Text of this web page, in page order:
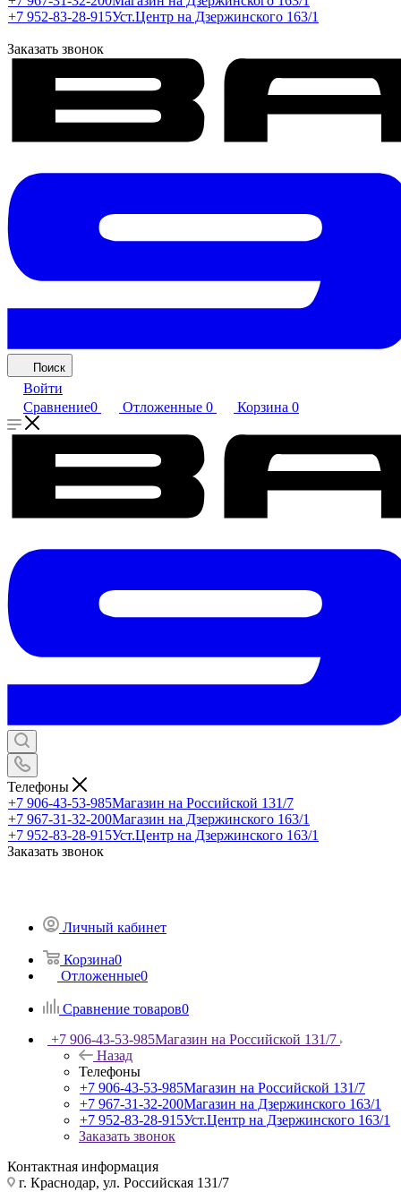
+7 952-83-28-915Уст.Центр на Дзержинского 163/1
Заказать звонок
Поиск
Войти
Сравнение0 Отложенные 0 Корзина 0
Телефоны
+7 906-43-53-985Магазин на Российской 131/7
+7 967-31-32-200Магазин на Дзержинского 163/1
+7 952-83-28-915Уст.Центр на Дзержинского 163/1
Заказать звонок
Личный кабинет
Корзина0
Отложенные0
Сравнение товаров0
+7 906-43-53-985Магазин на Российской 131/7
Назад
Телефоны
+7 906-43-53-985Магазин на Российской 131/7
+7 967-31-32-200Магазин на Дзержинского 163/1
+7 952-83-28-915Уст.Центр на Дзержинского 163/1
Заказать звонок
Контактная информация
г. Краснодар, ул. Российская 131/7